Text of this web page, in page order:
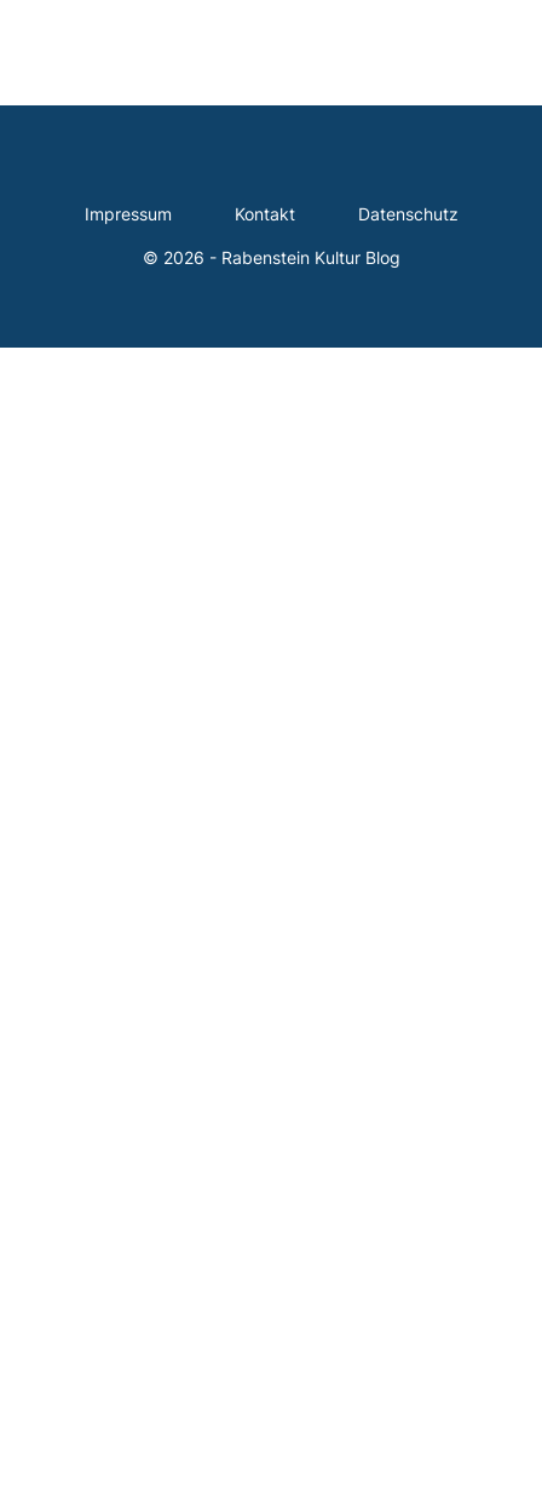
Impressum Kontakt Datenschutz
© 2026 - Rabenstein Kultur Blog